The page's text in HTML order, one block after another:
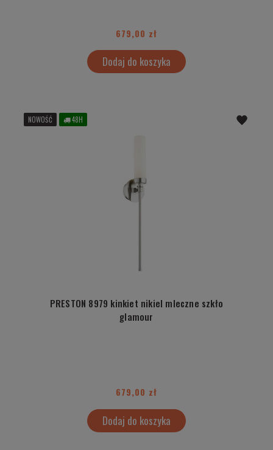
679,00 zł
Dodaj do koszyka
PRESTON 8979 kinkiet nikiel mleczne szkło
glamour
679,00 zł
Dodaj do koszyka
NOWOŚĆ 48H